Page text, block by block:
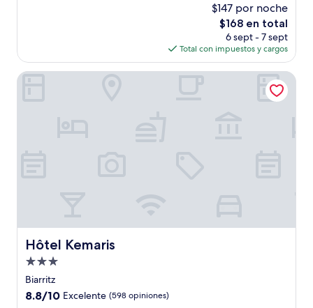
$147 por noche
El
precio
actual
es
de
$168 en total
6 sept - 7 sept
Total con impuestos y cargos
Hôtel Kemaris
Hôtel Kemaris
Propiedad
de
3.0
Biarritz
8.8
8.8/10 Excelente (598 opiniones)
Hôtel Kemaris